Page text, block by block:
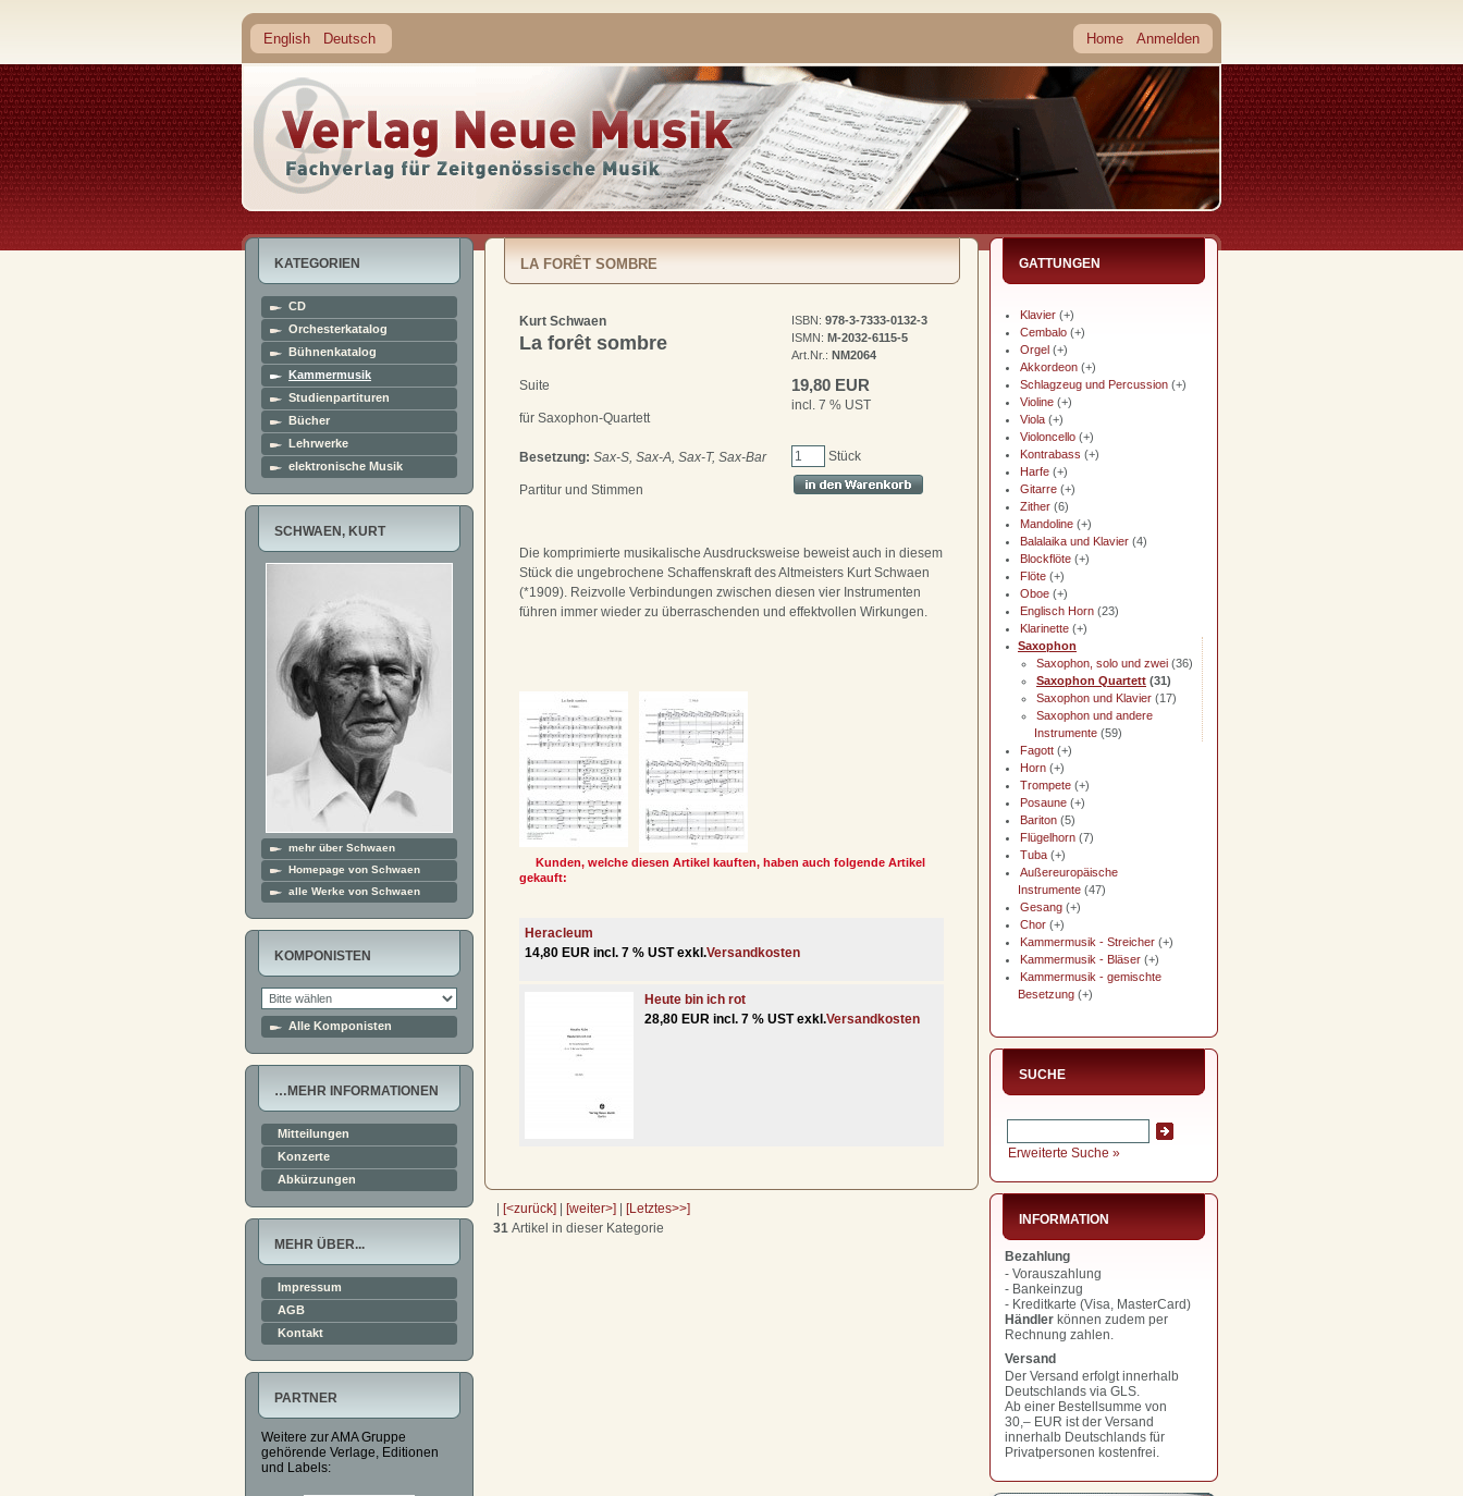
English Deutsch Home Anmelden
KATEGORIEN
CD
Orchesterkatalog
Bühnenkatalog
Kammermusik
Studienpartituren
Bücher
Lehrwerke
elektronische Musik
SCHWAEN, KURT
mehr über Schwaen
Homepage von Schwaen
alle Werke von Schwaen
KOMPONISTEN
Alle Komponisten
…MEHR INFORMATIONEN
Mitteilungen
Konzerte
Abkürzungen
MEHR ÜBER...
Impressum
AGB
Kontakt
PARTNER
Weitere zur AMA Gruppe
gehörende Verlage, Editionen
und Labels:
GATTUNGEN
Klavier (+)
Cembalo (+)
Orgel (+)
Akkordeon (+)
Schlagzeug und Percussion (+)
Violine (+)
Viola (+)
Violoncello (+)
Kontrabass (+)
Harfe (+)
Gitarre (+)
Zither (6)
Mandoline (+)
Balalaika und Klavier (4)
Blockflöte (+)
Flöte (+)
Oboe (+)
Englisch Horn (23)
Klarinette (+)
Saxophon
Saxophon, solo und zwei (36)
Saxophon Quartett (31)
Saxophon und Klavier (17)
Saxophon und andere
Instrumente (59)
Fagott (+)
Horn (+)
Trompete (+)
Posaune (+)
Bariton (5)
Flügelhorn (7)
Tuba (+)
Außereuropäische
Instrumente (47)
Gesang (+)
Chor (+)
Kammermusik - Streicher (+)
Kammermusik - Bläser (+)
Kammermusik - gemischte
Besetzung (+)
SUCHE
Erweiterte Suche »
INFORMATION
Bezahlung
- Vorauszahlung
- Bankeinzug
- Kreditkarte (Visa, MasterCard)
Händler können zudem per
Rechnung zahlen.
Versand
Der Versand erfolgt innerhalb
Deutschlands via GLS.
Ab einer Bestellsumme von
30,– EUR ist der Versand
innerhalb Deutschlands für
Privatpersonen kostenfrei.
LA FORÊT SOMBRE
Kurt Schwaen
La forêt sombre
Suite
für Saxophon-Quartett
Besetzung: Sax-S, Sax-A, Sax-T, Sax-Bar
Partitur und Stimmen
ISBN: 978-3-7333-0132-3
ISMN: M-2032-6115-5
Art.Nr.: NM2064
19,80 EUR
incl. 7 % UST
Stück
Die komprimierte musikalische Ausdrucksweise beweist auch in diesem
Stück die ungebrochene Schaffenskraft des Altmeisters Kurt Schwaen
(*1909). Reizvolle Verbindungen zwischen diesen vier Instrumenten
führen immer wieder zu überraschenden und effektvollen Wirkungen.
Kunden, welche diesen Artikel kauften, haben auch folgende Artikel
gekauft:
Heracleum
14,80 EUR incl. 7 % UST exkl.Versandkosten
Heute bin ich rot
28,80 EUR incl. 7 % UST exkl.Versandkosten
[<zurück] [weiter>]
[Letztes>>]
31 Artikel in dieser Kategorie